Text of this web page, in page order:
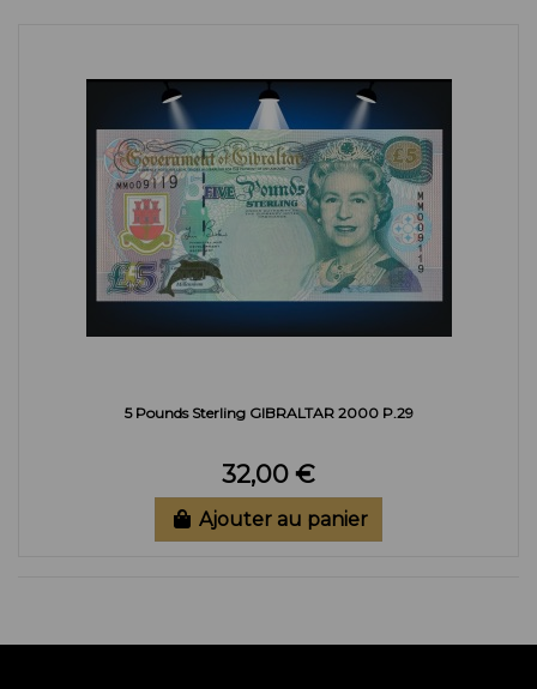
5 Pounds Sterling GIBRALTAR 2000 P.29
32,00 €
Ajouter au panier